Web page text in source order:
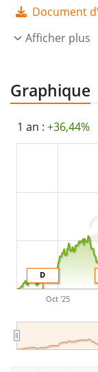
les
(une fois par
Le Invesco
très petit ETF
domicilié en
Document
Afficher plus
Graphique
1 an : +36,44%
D
Oct '25